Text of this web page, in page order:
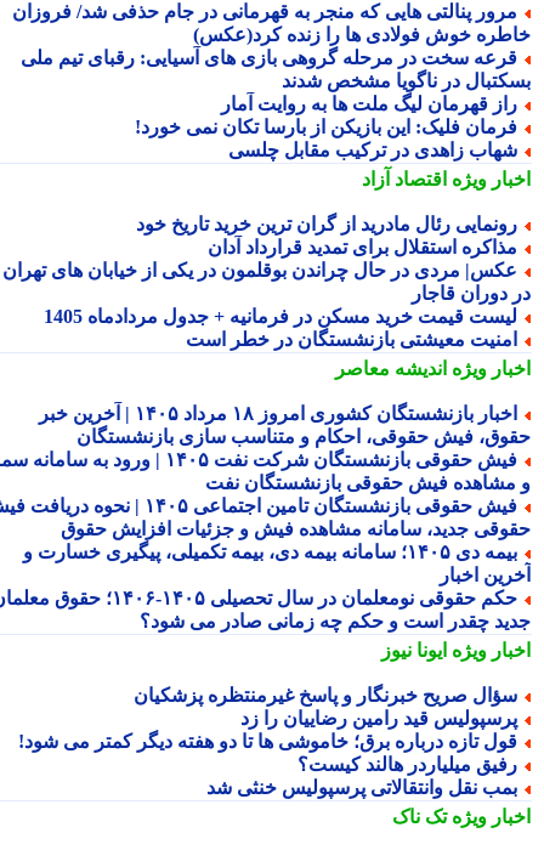
پنالتی هایی که منجر به قهرمانی در جام حذفی شد/ فروزان
خوش فولادی ها را زنده کرد(عکس)
سخت در مرحله گروهی بازی های آسیایی: رقبای تیم ملی
در ناگویا مشخص شدند
قهرمان لیگ ملت ها به روایت آمار
فلیک: این بازیکن از بارسا تکان نمی خورد!
زاهدی در ترکیب مقابل چلسی
ویژهاقتصاد آزاد
رئال مادرید از گران ترین خرید تاریخ خود
استقلال برای تمدید قرارداد آدان
مردی در حال چراندن بوقلمون در یکی از خیابان های تهران
دوران قاجار
قیمت خرید مسکن در فرمانیه + جدول مردادماه 1405
معیشتی بازنشستگان در خطر است
ویژهاندیشه معاصر
اخبار بازنشستگان کشوری امروز ۱۸ مرداد ۱۴۰۵ | آخرین خبر
فیش حقوقی، احکام و متناسب سازی بازنشستگان
فیش حقوقی بازنشستگان شرکت نفت ۱۴۰۵ | ورود به سامانه سما
فیش حقوقی بازنشستگان نفت
فیش حقوقی بازنشستگان تامین اجتماعی ۱۴۰۵ | نحوه دریافت فیش
جدید، سامانه مشاهده فیش و جزئیات افزایش حقوق
بیمه دی ۱۴۰۵؛ سامانه بیمه دی، بیمه تکمیلی، پیگیری خسارت و
اخبار
حکم حقوقی نومعلمان در سال تحصیلی ۱۴۰۵-۱۴۰۶؛ حقوق معلمان
چقدر است و حکم چه زمانی صادر می شود؟
ویژهایونا نیوز
صریح خبرنگار و پاسخ غیرمنتظره پزشکیان
قید رامین رضاییان را زد
تازه درباره برق؛ خاموشی ها تا دو هفته دیگر کمتر می شود!
میلیاردر هالند کیست؟
نقل وانتقالاتی پرسپولیس خنثی شد
ویژهتک ناک